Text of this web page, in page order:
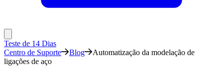
Teste de 14 Dias
Centro de Suporte
Blog
Automatização da modelação de
ligações de aço